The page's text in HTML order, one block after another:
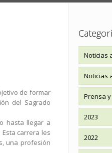
de formar
del Sagrado
hasta llegar a
carrera les
una profesión
Noticias
Noticias
Prensa
2023
2022